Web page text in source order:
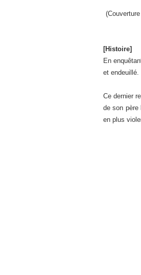
[Histoire]
En
et endeuillé.
Ce dernier
de son père
en plus